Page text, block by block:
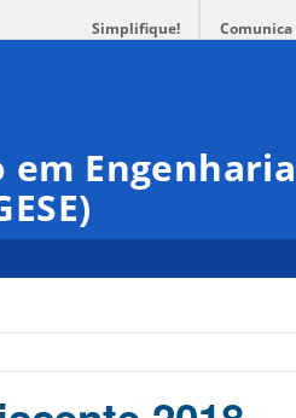
Simplifique! Comunica
em Engenharia